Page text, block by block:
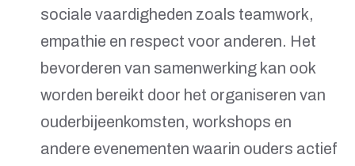
sociale vaardigheden zoals teamwork,
empathie en respect voor anderen. Het
bevorderen van samenwerking kan ook
worden bereikt door het organiseren van
ouderbijeenkomsten, workshops en
andere evenementen waarin ouders actief